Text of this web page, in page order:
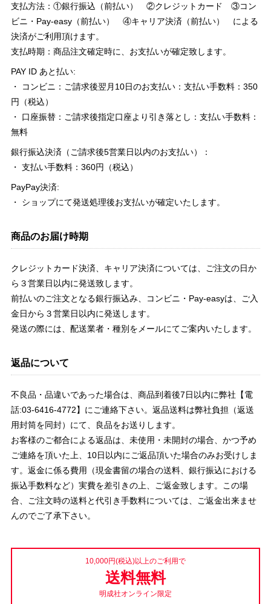
支払方法：①銀行振込（前払い） ②クレジットカード ③コン
ビニ・Pay-easy（前払い） ④キャリア決済（前払い） による
決済がご利用頂けます。
支払時期：商品注文確定時に、お支払いが確定致します。
PAY ID あと払い:
・ コンビニ：ご請求後翌月10日のお支払い：支払い手数料：350
円（税込）
・ 口座振替：ご請求後指定口座より引き落とし：支払い手数料：
無料
銀行振込決済（ご請求後5営業日以内のお支払い）：
・ 支払い手数料：360円（税込）
PayPay決済:
・ ショップにて発送処理後お支払いが確定いたします。
商品のお届け時期
クレジットカード決済、キャリア決済については、ご注文の日か
ら３営業日以内に発送致します。
前払いのご注文となる銀行振込み、コンビニ・Pay-easyは、ご入
金日から３営業日以内に発送します。
発送の際には、配送業者・種別をメールにてご案内いたします。
返品について
不良品・品違いであった場合は、商品到着後7日以内に弊社【電
話:03-6416-4772】にご連絡下さい。返品送料は弊社負担（返送
用封筒を同封）にて、良品をお送りします。
お客様のご都合による返品は、未使用・未開封の場合、かつ予め
ご連絡を頂いた上、10日以内にご返品頂いた場合のみお受けしま
す。返金に係る費用（現金書留の場合の送料、銀行振込における
振込手数料など）実費を差引きの上、ご返金致します。この場
合、ご注文時の送料と代引き手数料については、ご返金出来ませ
んのでご了承下さい。
10,000円(税込)以上のご利用で
送料無料
明成社オンライン限定